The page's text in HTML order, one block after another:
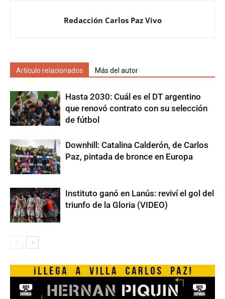
Redacción Carlos Paz Vivo
Artículo relacionados Más del autor
Hasta 2030: Cuál es el DT argentino
que renovó contrato con su selección
de fútbol
Downhill: Catalina Calderón, de Carlos
Paz, pintada de bronce en Europa
Instituto ganó en Lanús: reviví el gol del
triunfo de la Gloria (VIDEO)